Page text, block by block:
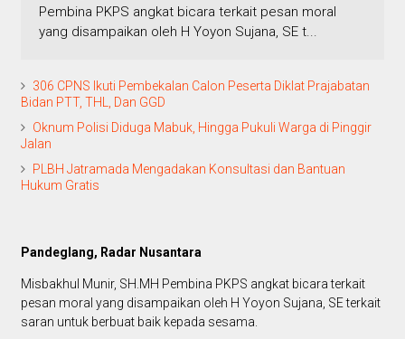
Pembina PKPS angkat bicara terkait pesan moral
yang disampaikan oleh H Yoyon Sujana, SE t...
306 CPNS Ikuti Pembekalan Calon Peserta Diklat Prajabatan
Bidan PTT, THL, Dan GGD
Oknum Polisi Diduga Mabuk, Hingga Pukuli Warga di Pinggir
Jalan
PLBH Jatramada Mengadakan Konsultasi dan Bantuan
Hukum Gratis
Pandeglang, Radar Nusantara
Misbakhul Munir, SH.MH Pembina PKPS angkat bicara terkait
pesan moral yang disampaikan oleh H Yoyon Sujana, SE terkait
saran untuk berbuat baik kepada sesama.